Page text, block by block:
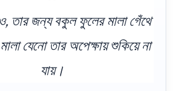
তার জন্য বকুল ফুলের মালা গেঁথে
যেনো তার অপেক্ষায় শুকিয়ে না
যায়।